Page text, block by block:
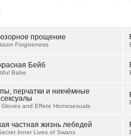
прощение
Forgiveness
Бейб
Babe
перчатки и никчёмные
Gloves and Effete Homosexuals
частная жизнь лебедей
Inner Lives of Swans